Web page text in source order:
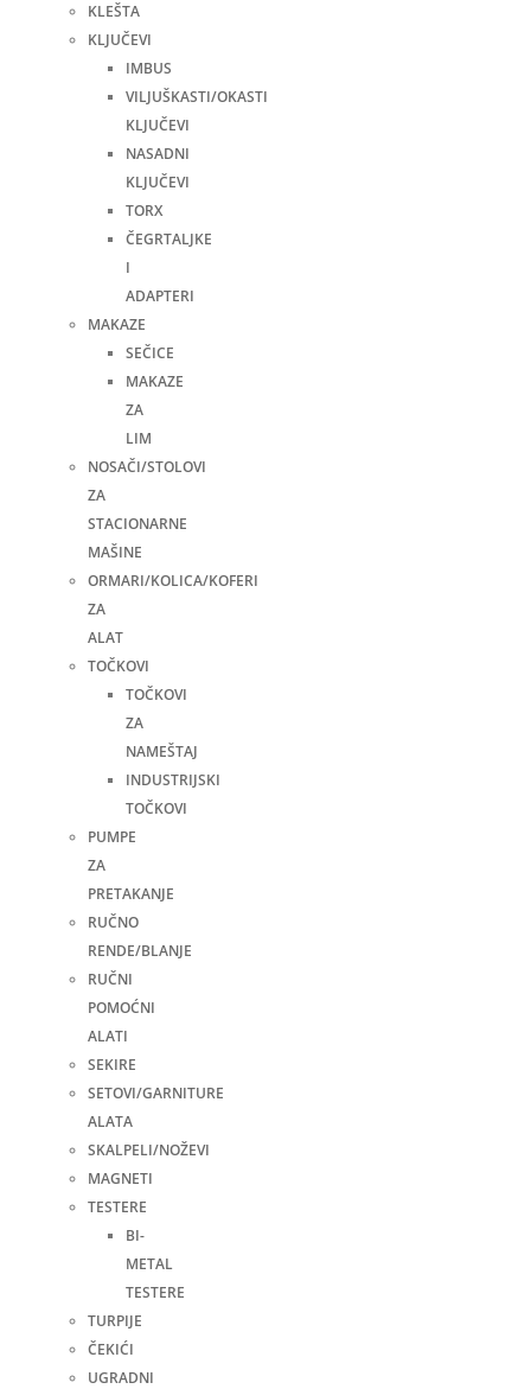
KLEŠTA
KLJUČEVI
IMBUS
VILJUŠKASTI/OKASTI
KLJUČEVI
NASADNI
KLJUČEVI
TORX
ČEGRTALJKE
I
ADAPTERI
MAKAZE
SEČICE
MAKAZE
ZA
LIM
NOSAČI/STOLOVI
ZA
STACIONARNE
MAŠINE
ORMARI/KOLICA/KOFERI
ZA
ALAT
TOČKOVI
TOČKOVI
ZA
NAMEŠTAJ
INDUSTRIJSKI
TOČKOVI
PUMPE
ZA
PRETAKANJE
RUČNO
RENDE/BLANJE
RUČNI
POMOĆNI
ALATI
SEKIRE
SETOVI/GARNITURE
ALATA
SKALPELI/NOŽEVI
MAGNETI
TESTERE
BI-
METAL
TESTERE
TURPIJE
ČEKIĆI
UGRADNI